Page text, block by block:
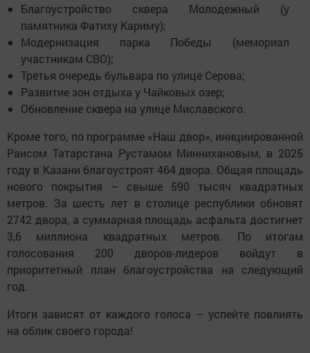
Благоустройство сквера Молодежный (у
памятника Фатиху Кариму);
Модернизация парка Победы (мемориал
участникам СВО);
Третья очередь бульвара по улице Серова;
Развитие зон отдыха у Чайковых озер;
Обновление сквера на улице Миславского.
Кроме того, по программе «Наш двор», инициированной
Раисом Татарстана Рустамом Миннихановым, в 2025
году в Казани благоустроят 464 двора. Общая площадь
нового покрытия – свыше 590 тысяч квадратных
метров. За шесть лет в столице республики обновят
2742 двора, а суммарная площадь асфальта достигнет
3,6 миллиона квадратных метров. По итогам
голосования 200 дворов-лидеров войдут в
приоритетный план благоустройства на следующий
год.
Итоги зависят от каждого голоса – успейте повлиять
на облик своего города!